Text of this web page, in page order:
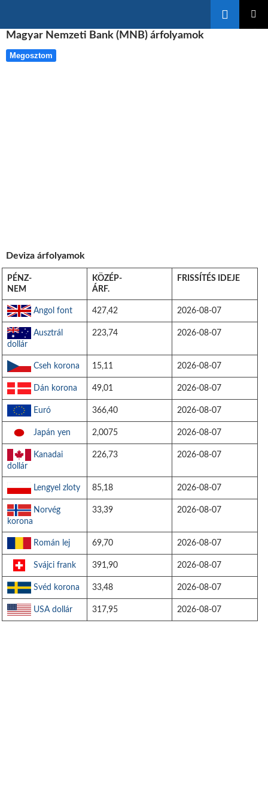
A
TARTALOMBA
Magyar Nemzeti Bank (MNB) árfolyamok
Megosztom
Deviza árfolyamok
PÉNZ-
NEM
KÖZÉP-
ÁRF.
FRISSÍTÉS IDEJE
Angol font 427,42 2026-08-07
Ausztrál
dollár
223,74 2026-08-07
Cseh korona 15,11 2026-08-07
Dán korona 49,01 2026-08-07
Euró 366,40 2026-08-07
Japán yen 2,0075 2026-08-07
Kanadai
dollár
226,73 2026-08-07
Lengyel zloty 85,18 2026-08-07
Norvég
korona
33,39 2026-08-07
Román lej 69,70 2026-08-07
Svájci frank 391,90 2026-08-07
Svéd korona 33,48 2026-08-07
USA dollár 317,95 2026-08-07